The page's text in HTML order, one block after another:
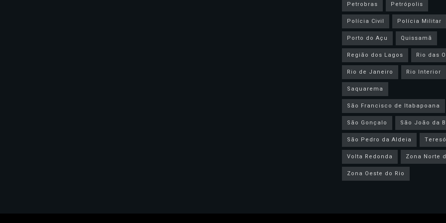
Petrobras
Petrópolis
Polícia Civil
Polícia Militar
Porto do Açu
Quissamã
Região dos Lagos
Rio das
Rio de Janeiro
Rio Interior
Saquarema
São Francisco de Itabapoana
São Gonçalo
São João da
São Pedro da Aldeia
Volta Redonda
Zona Norte
Zona Oeste do Rio